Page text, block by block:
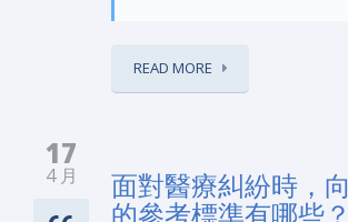
READ MORE
17
4 月 面對醫療糾紛時，
的參考標準有哪些？